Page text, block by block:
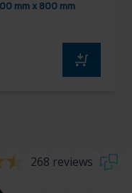
mm x 800 mm
268 reviews